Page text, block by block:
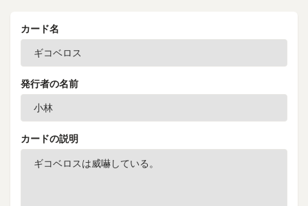
カード名
発行者の名前
カードの説明